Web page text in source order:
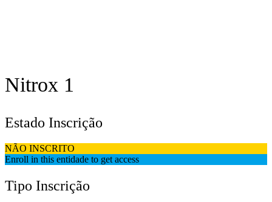
Nitrox 1
Estado Inscrição
NÃO INSCRITO
Enroll in this entidade to get access
Tipo Inscrição